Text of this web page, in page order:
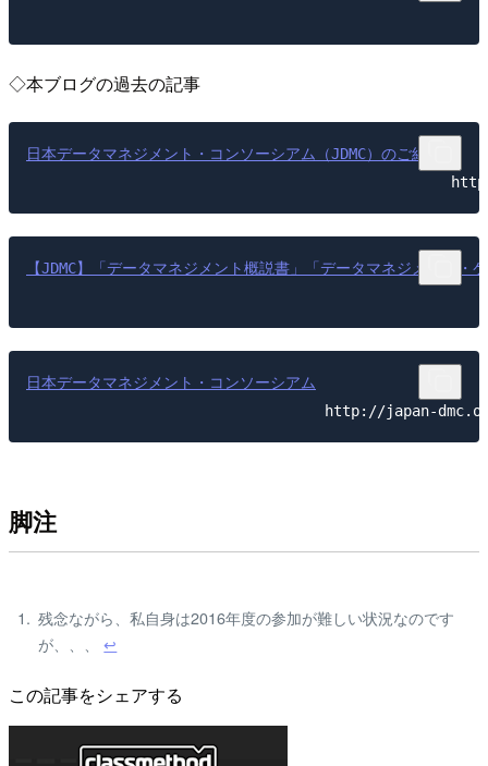
◇本ブログの過去の記事
日本データマネジメント・コンソーシアム（JDMC）のご紹介
【JDMC】「データマネジメント概説書」「データマネジメント・
日本データマネジメント・コンソーシアム
http://japan-
脚注
残念ながら、私自身は2016年度の参加が難しい状況なのです
が、、、↩
この記事をシェアする